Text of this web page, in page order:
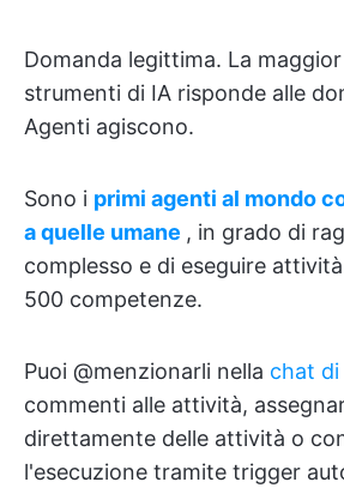
Domanda legittima. La
strumenti di IA risponde alle
Agenti agiscono.
Sono i primi agenti al mondo
a quelle umane , in grado di
complesso e di eseguire
500 competenze.
Puoi @menzionarli nella chat di
commenti alle attività,
direttamente delle attività o
l'esecuzione tramite trigger